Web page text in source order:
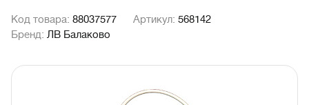
Код товара: 88037577 Артикул: 568142
Бренд: ЛВ Балаково